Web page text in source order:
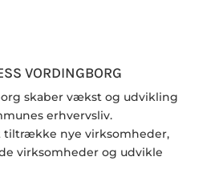
VORDINGBORG
skaber vækst og udvikling
erhvervsliv.
tiltrække nye virksomheder,
virksomheder og udvikle